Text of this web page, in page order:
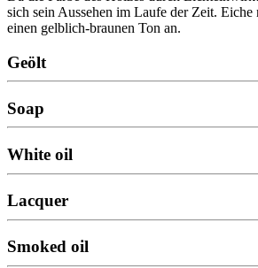
sich sein Aussehen im Laufe der Zeit. Eiche
einen gelblich-braunen Ton an.
Geölt
Soap
White oil
Lacquer
Smoked oil